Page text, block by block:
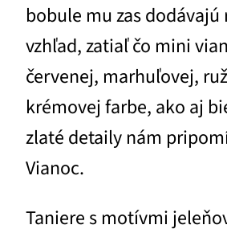
bobule mu zas
vzhľad, zatiaľ čo mini
červenej, marhuľovej,
krémovej farbe, ako aj
zlaté detaily nám
Vianoc.
Taniere s motívmi